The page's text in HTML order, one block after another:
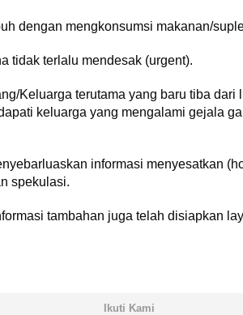
dengan mengkonsumsi makanan/
tidak terlalu mendesak (urgent).
Keluarga terutama yang baru tiba dari
keluarga yang mengalami gejala
informasi menyesatkan
spekulasi.
tambahan juga telah disiapkan
Ikuti Kami